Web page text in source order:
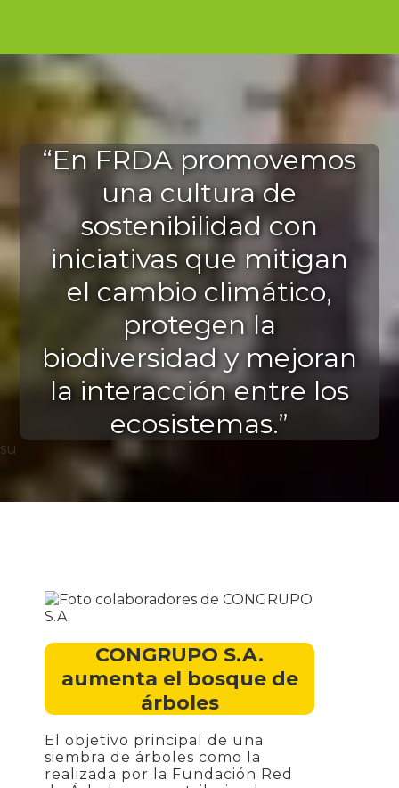
“En FRDA promovemos
una cultura de
sostenibilidad con
iniciativas que mitigan
el cambio climático,
protegen la
biodiversidad y mejoran
la interacción entre los
ecosistemas.”
su
CONGRUPO S.A.
aumenta el bosque de
árboles
El objetivo principal de una
siembra de árboles como la
realizada por la Fundación Red